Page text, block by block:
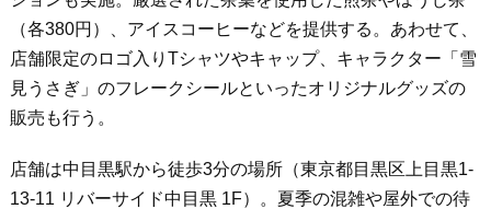
（各380円）、アイスコーヒーなどを提供する。あわせて、
店舗限定のロゴ入りTシャツやキャップ、キャラクター「雪
見うさぎ」のフレークシールといったオリジナルグッズの
販売も行う。
店舗は中目黒駅から徒歩3分の場所（東京都目黒区上目黒1-
13-11 リバーサイド中目黒 1F）。夏季の混雑や屋外での待